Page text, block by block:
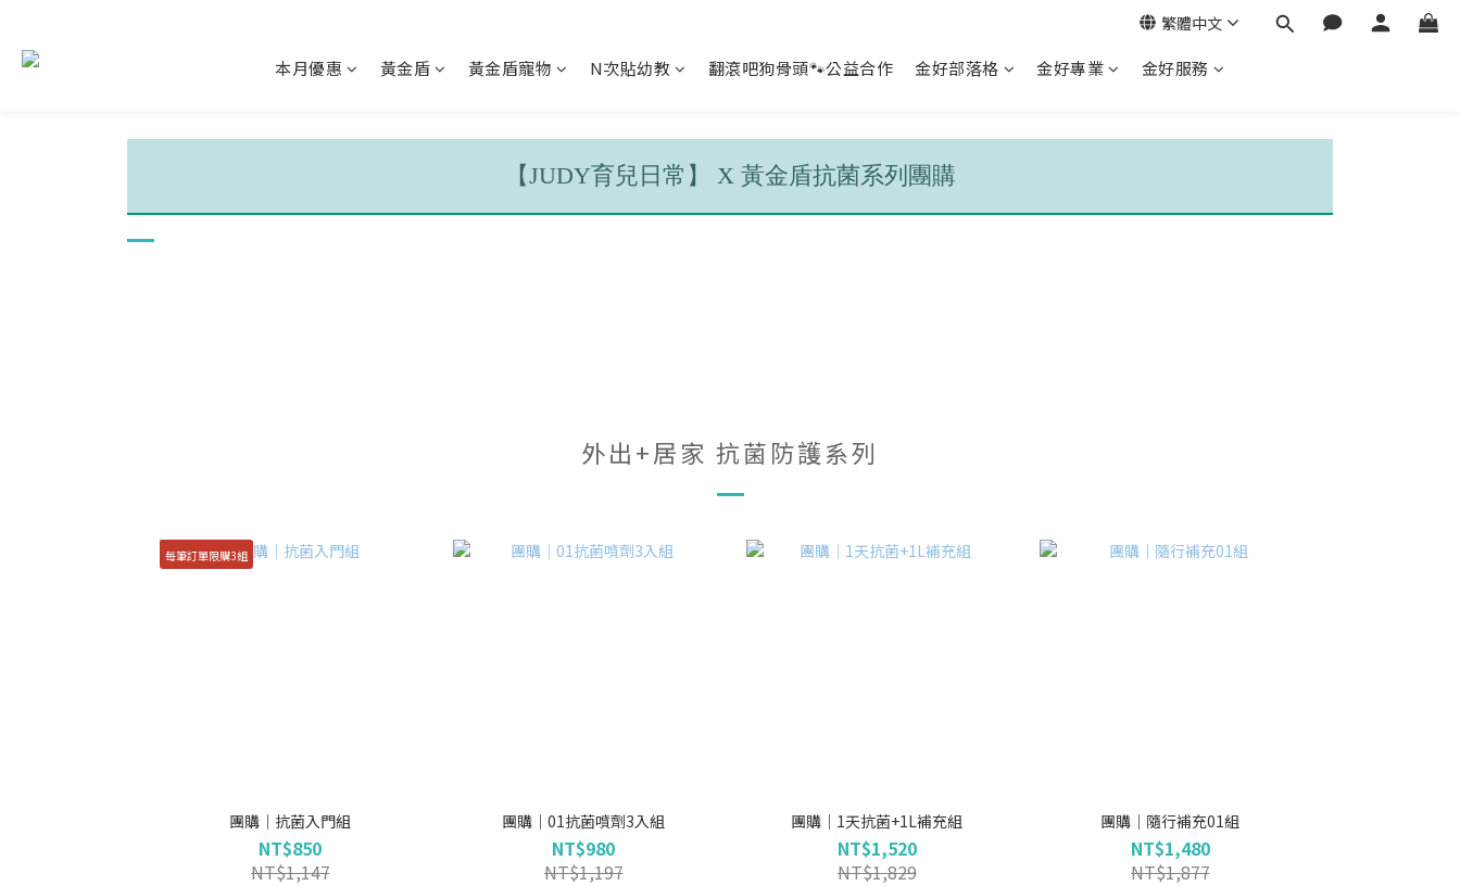
繁體中文
本月優惠 黃金盾 黃金盾寵物 N次貼幼教 翻滾吧狗骨頭🐾公益合作 金好部落格 金好專業 金好服務
【JUDY育兒日常】 X 黃金盾抗菌系列團購
外出+居家 抗菌防護系列
每筆訂單限購3組
團購｜抗菌入門組
NT$850
NT$1,147
團購｜01抗菌噴劑3入組
NT$980
NT$1,197
團購｜1天抗菌+1L補充組
NT$1,520
NT$1,829
團購｜隨行補充01組
NT$1,480
NT$1,877